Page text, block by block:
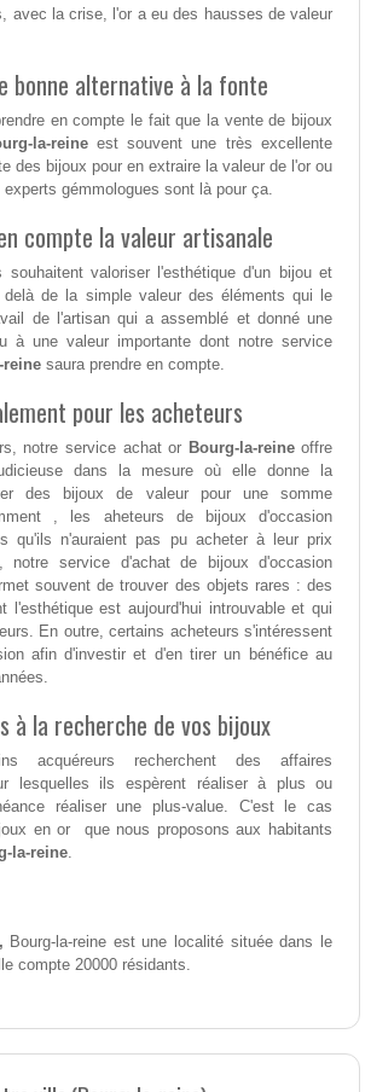
avec la crise, l'or a eu des hausses de valeur
bonne alternative à la fonte
en compte le fait que la vente de bijoux
la-reineest souvent une très excellente
des bijoux pour en extraire la valeur de l'or ou
gémmologues sont là pour ça.
compte la valeur artisanale
souhaitent valoriser l'esthétique d'un bijou et
de la simple valeur des éléments qui le
de l'artisan qui a assemblé et donné une
à une valeur importante dont notre service
reinesaura prendre en compte.
pour les acheteurs
notre service achat or Bourg-la-reineoffre
dans la mesure où elle donne la
des bijoux de valeur pour une somme
, les aheteurs de bijoux d'occasion
qu'ils n'auraient pas pu acheter à leur prix
notre service d'achat de bijoux d'occasion
souvent de trouver des objets rares : des
l'esthétique est aujourd'hui introuvable et qui
En outre, certains acheteurs s'intéressent
afin d'investir et d'en tirer un bénéfice au
à la recherche de vos bijoux
acquéreurs recherchent des affaires
lesquelles ils espèrent réaliser à plus ou
réaliser une plus-value. C'est le cas
en or que nous proposons aux habitants
la-reine.
Bourg-la-reine est une localité située dans le
compte 20000 résidants.